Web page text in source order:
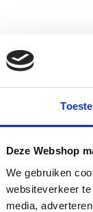
Deze Webshop
We gebruiken
websiteverkeer
media,
| Hoogte